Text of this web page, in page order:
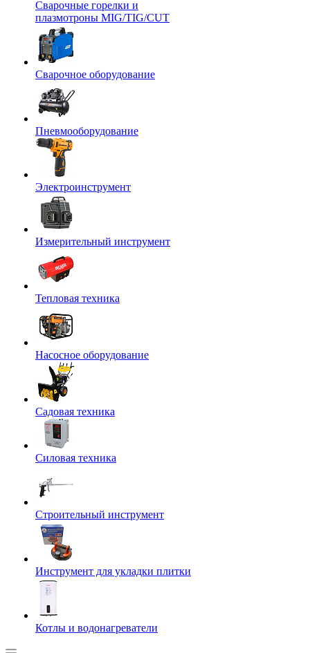
Сварочные горелки и
плазмотроны MIG/TIG/CUT
Сварочное оборудование
Пневмооборудование
Электроинструмент
Измерительный инструмент
Тепловая техника
Насосное оборудование
Садовая техника
Силовая техника
Строительный инструмент
Инструмент для укладки плитки
Котлы и водонагреватели